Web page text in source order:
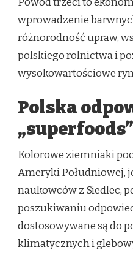
wprowadzenie
różnorodność upraw,
polskiego rolnictwa i
wysokowartościowe
Polska
„superfoods”
Kolorowe ziemniaki
Ameryki Południowej,
naukowców z Siedlec,
poszukiwaniu
dostosowywane są do
klimatycznych i